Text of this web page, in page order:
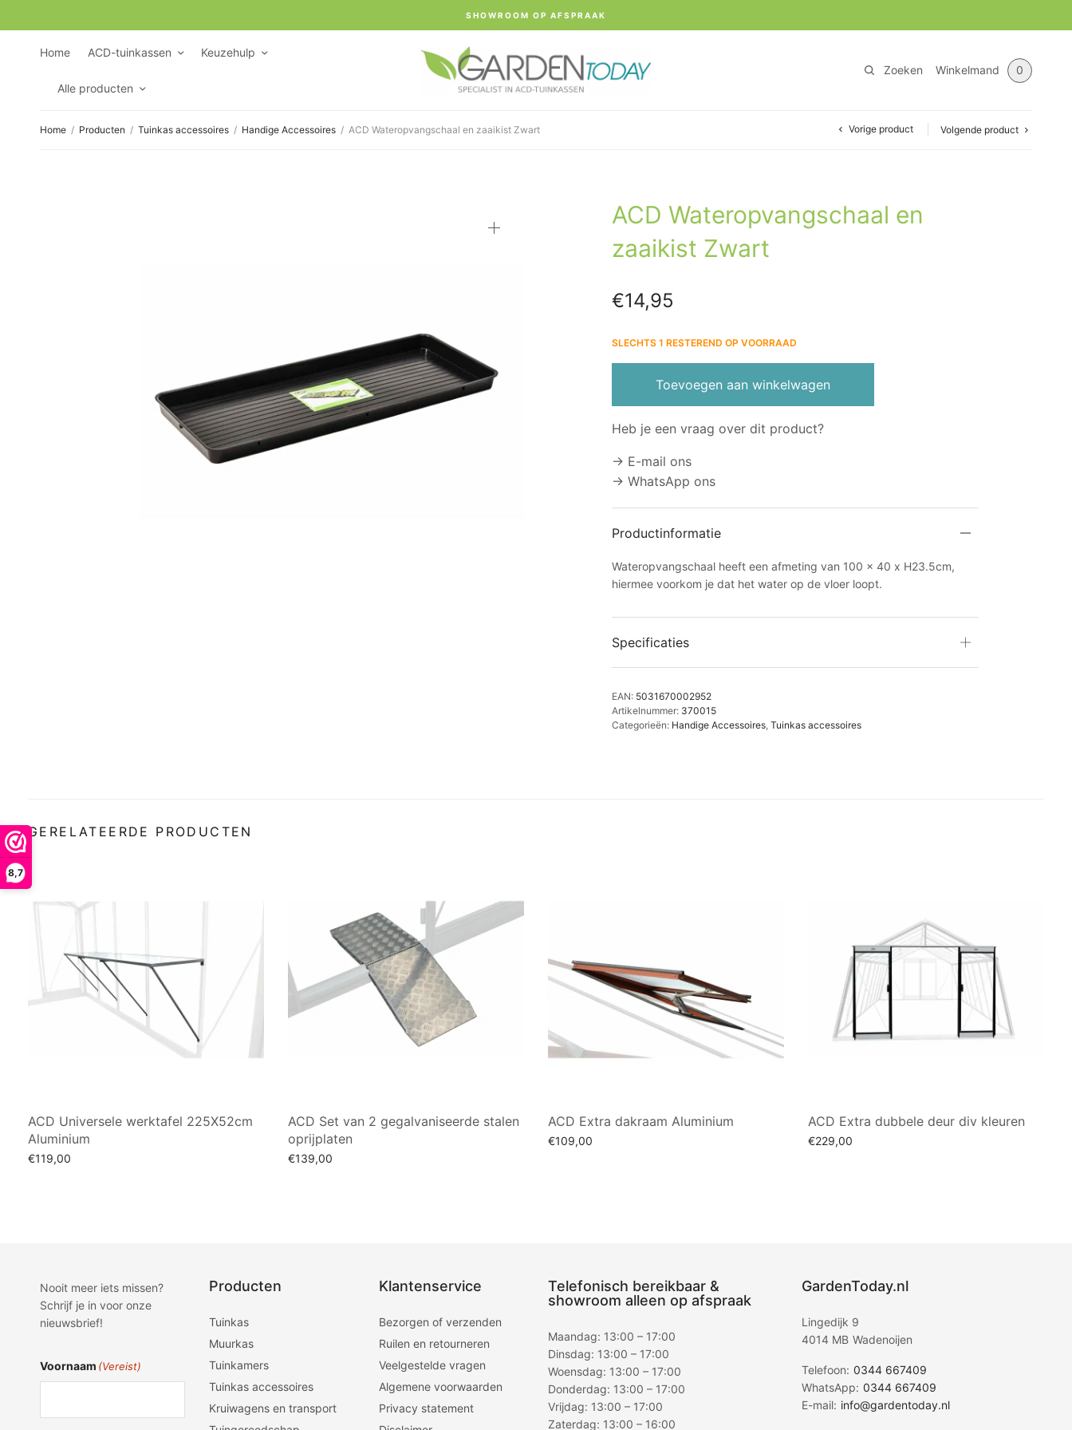
8,7
SHOWROOM OP AFSPRAAK
Home ACD-tuinkassen Keuzehulp
Alle producten
Zoeken Winkelmand 0
Home / Producten / Tuinkas accessoires / Handige Accessoires / ACD Wateropvangschaal en zaaikist Zwart Vorige product Volgende product
ACD Wateropvangschaal en
zaaikist Zwart
€14,95
SLECHTS 1 RESTEREND OP VOORRAAD
Toevoegen aan winkelwagen
Heb je een vraag over dit product?
→ E-mail ons
→ WhatsApp ons
Productinformatie
Wateropvangschaal heeft een afmeting van 100 x 40 x H23.5cm,
hiermee voorkom je dat het water op de vloer loopt.
Specificaties
EAN: 5031670002952
Artikelnummer: 370015
Categorieën: Handige Accessoires, Tuinkas accessoires
GERELATEERDE PRODUCTEN
ACD Universele werktafel 225X52cm
Aluminium
€119,00
ACD Set van 2 gegalvaniseerde stalen
oprijplaten
€139,00
ACD Extra dakraam Aluminium
€109,00
ACD Extra dubbele deur div kleuren
€229,00
Nooit meer iets missen?
Schrijf je in voor onze
nieuwsbrief!
Voornaam (Vereist)
Producten
Tuinkas
Muurkas
Tuinkamers
Tuinkas accessoires
Kruiwagens en transport
Klantenservice
Bezorgen of verzenden
Ruilen en retourneren
Veelgestelde vragen
Algemene voorwaarden
Privacy statement
Telefonisch bereikbaar &
showroom alleen op afspraak
Maandag: 13:00 – 17:00
Dinsdag: 13:00 – 17:00
Woensdag: 13:00 – 17:00
Donderdag: 13:00 – 17:00
Vrijdag: 13:00 – 17:00
Zaterdag: 13:00 – 16:00
GardenToday.nl
Lingedijk 9
4014 MB Wadenoijen
Telefoon: 0344 667409
WhatsApp: 0344 667409
E-mail: info@gardentoday.nl